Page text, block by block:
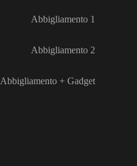
Abbigliamento 1
Abbigliamento 2
Abbigliamento + Gadget